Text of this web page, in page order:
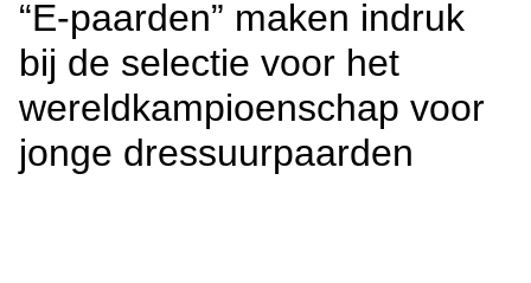
“E-paarden” maken indruk
bij de selectie voor het
wereldkampioenschap voor
jonge dressuurpaarden